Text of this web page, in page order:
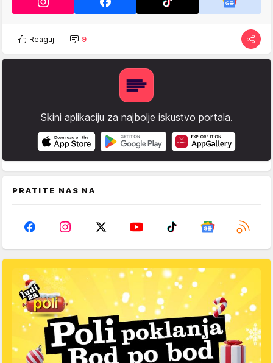
Reaguj 9
Skini aplikaciju za najbolje iskustvo portala.
PRATITE NAS NA